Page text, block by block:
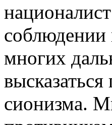
многих
сионизма.